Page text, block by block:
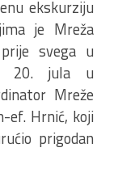
ekskurziju
je Mreža
svega u
20. jula u
Mreže
ef. Hrnić, koji
prigodan